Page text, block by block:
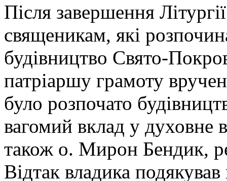
Після завершення
священикам, які
будівництво Свято-
патріаршу грамоту
було розпочато
вагомий вклад у
також о. Мирон Бендик,
Відтак владика